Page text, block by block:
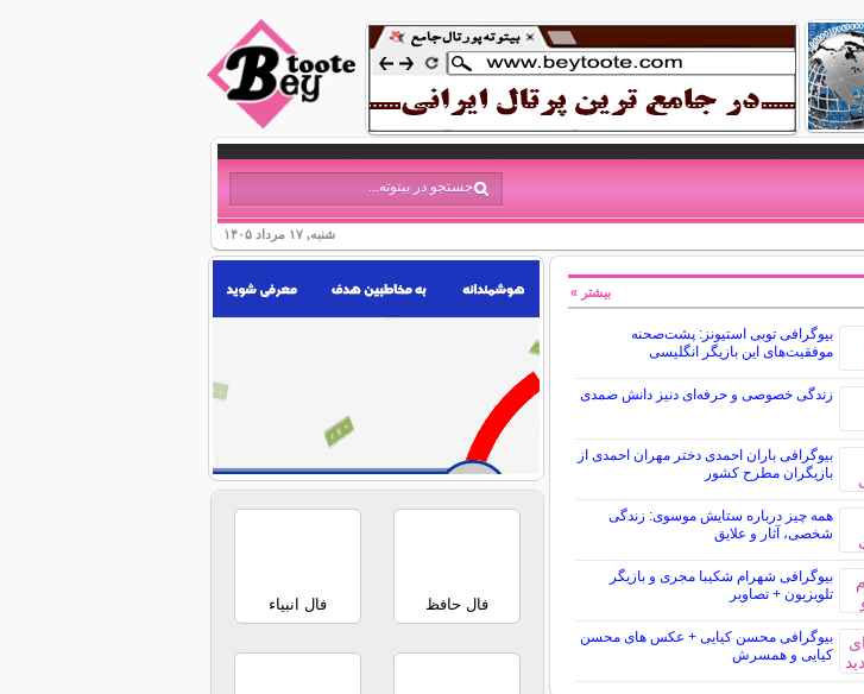
شنبه, ۱۷ مرداد ۱۴۰۵
بیوگرافی توبی استیونز: پشت‌صحنه
موفقیت‌های این بازیگر انگلیسی
زندگی خصوصی و حرفه‌ای دنیز دانش صمدی
بیوگرافی باران احمدی دختر مهران احمدی از
بازیگران مطرح کشور
همه چیز درباره ستایش موسوی: زندگی
شخصی، آثار و علایق
بیوگرافی شهرام شکیبا مجری و بازیگر
تلویزیون + تصاویر
بیوگرافی محسن کیایی + عکس های محسن
کیایی و همسرش
بیشتر »
فال حافظ فال انبیاء